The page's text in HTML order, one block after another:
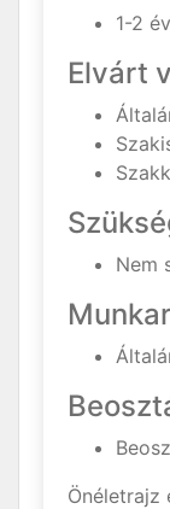
1-2
Elvárt
Nem
Önéletrajz